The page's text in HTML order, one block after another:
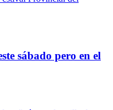
sábado pero en el